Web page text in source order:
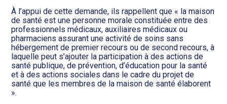
À l’appui de cette demande, ils rappellent que « la maison
de santé est une personne morale constituée entre des
professionnels médicaux, auxiliaires médicaux ou
pharmaciens assurant une activité de soins sans
hébergement de premier recours ou de second recours, à
laquelle peut s’ajouter la participation à des actions de
santé publique, de prévention, d’éducation pour la santé
et à des actions sociales dans le cadre du projet de
santé que les membres de la maison de santé élaborent
».